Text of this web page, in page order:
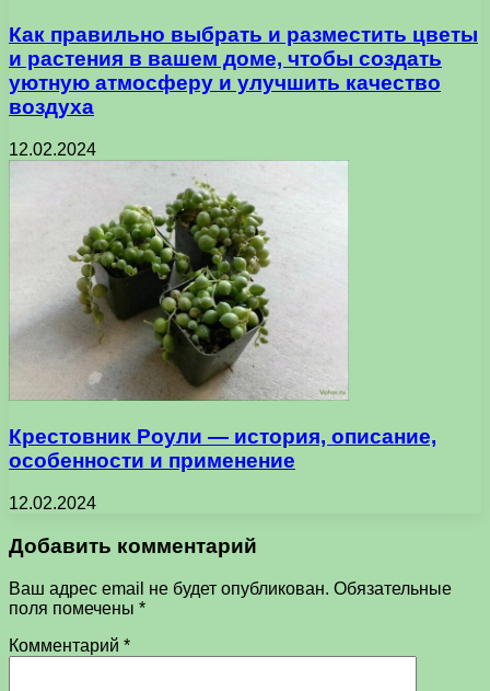
Как правильно выбрать и разместить цветы
и растения в вашем доме, чтобы создать
уютную атмосферу и улучшить качество
воздуха
12.02.2024
Крестовник Роули — история, описание,
особенности и применение
12.02.2024
Добавить комментарий
Ваш адрес email не будет опубликован. Обязательные
поля помечены *
Комментарий *